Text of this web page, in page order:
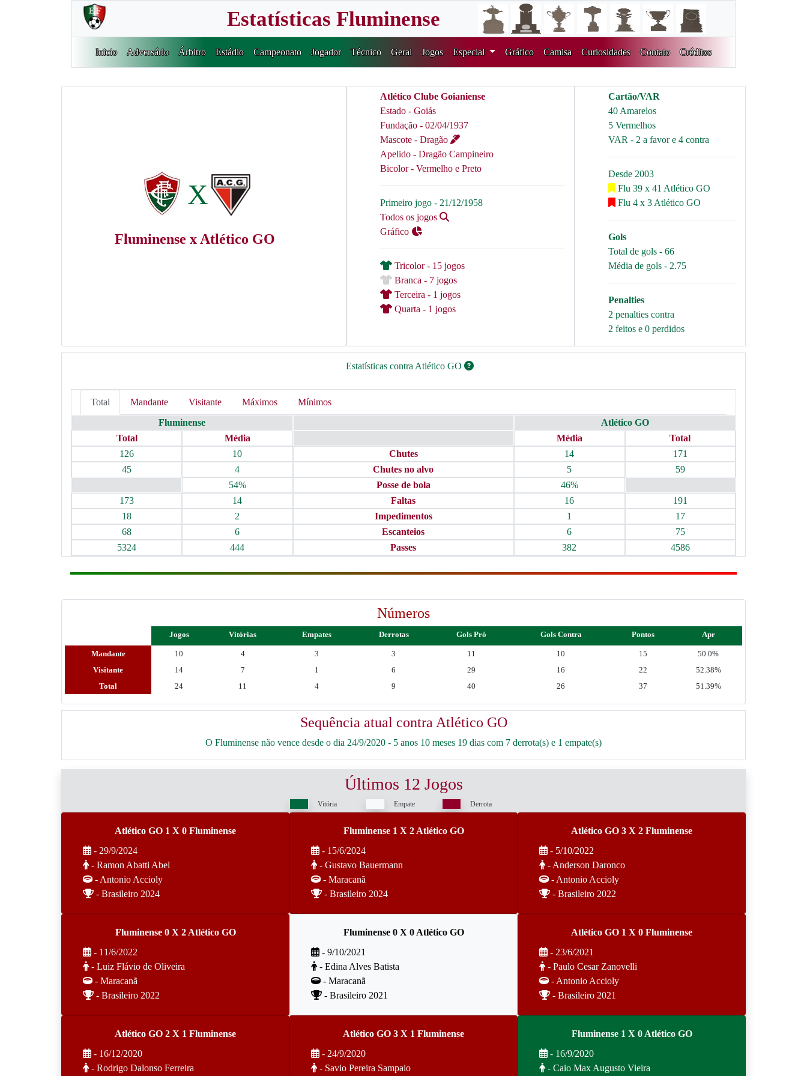
Estatísticas Fluminense
Inicio Adversário Árbitro Estádio Campeonato Jogador Técnico Geral Jogos Especial Gráfico Camisa Curiosidades Contato Créditos
X
Fluminense x Atlético GO
Atlético Clube Goianiense
Estado - Goiás
Fundação - 02/04/1937
Mascote - Dragão
Apelido - Dragão Campineiro
Bicolor - Vermelho e Preto
Primeiro jogo - 21/12/1958
Todos os jogos
Gráfico
Tricolor - 15 jogos
Branca - 7 jogos
Terceira - 1 jogos
Quarta - 1 jogos
Cartão/VAR
40 Amarelos
5 Vermelhos
VAR - 2 a favor e 4 contra
Desde 2003
Flu 39 x 41 Atlético GO
Flu 4 x 3 Atlético GO
Gols
Total de gols - 66
Média de gols - 2.75
Penalties
2 penalties contra
2 feitos e 0 perdidos
Estatísticas contra Atlético GO
Total Mandante Visitante Máximos
Mínimos
Fluminense
Atlético GO
Total
Média Média
Total
126
10 Chutes 14
171
45
4 Chutes no alvo 5
59
54%
Posse de bola
46%
173
14 Faltas 16
191
18
2 Impedimentos 1
17
68
6 Escanteios 6
75
5324
444 Passes 382 4586
Números
Jogos Vitórias Empates Derrotas Gols Pró Gols Contra Pontos Apr
Mandante 10 4 3 3 11 10 15
50.0%
Visitante
14 7 1 6 29 16 22
52.38%
Total
24 11 4 9 40 26 37 51.39%
Sequência atual contra Atlético GO
O Fluminense não vence desde o dia 24/9/2020 - 5 anos 10 meses 19 dias com 7 derrota(s) e 1 empate(s)
Últimos 12 Jogos
Vitória Empate Derrota
Atlético GO 1 X 0 Fluminense
- 29/9/2024
- Ramon Abatti Abel
- Antonio Accioly
- Brasileiro 2024
Fluminense 1 X 2 Atlético GO
- 15/6/2024
- Gustavo Bauermann
- Maracanã
- Brasileiro 2024
Atlético GO 3 X 2 Fluminense
- 5/10/2022
- Anderson Daronco
- Antonio Accioly
- Brasileiro 2022
Fluminense 0 X 2 Atlético GO
- 11/6/2022
- Luiz Flávio de Oliveira
- Maracanã
- Brasileiro 2022
Fluminense 0 X 0 Atlético GO
- 9/10/2021
- Edina Alves Batista
- Maracanã
- Brasileiro 2021
Atlético GO 1 X 0 Fluminense
- 23/6/2021
- Paulo Cesar Zanovelli
- Antonio Accioly
- Brasileiro 2021
Atlético GO 2 X 1 Fluminense
- 16/12/2020
- Rodrigo Dalonso Ferreira
Atlético GO 3 X 1 Fluminense
- 24/9/2020
- Savio Pereira Sampaio
Fluminense 1 X 0 Atlético GO
- 16/9/2020
- Caio Max Augusto Vieira